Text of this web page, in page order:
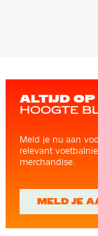
ALTIJD OP
HOOGTE
Meld je nu aan
relevant
merchandise.
MELD JE